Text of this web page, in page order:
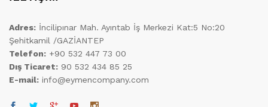
Adres: İncilipınar Mah. Ayıntab İş Merkezi Kat:5 No:20
Şehitkamil /GAZİANTEP
Telefon: +90 532 447 73 00
Dış Ticaret: 90 532 434 85 25
E-mail: info@eymencompany.com